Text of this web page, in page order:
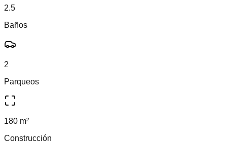
2.5
Baños
2
Parqueos
180 m²
Construcción